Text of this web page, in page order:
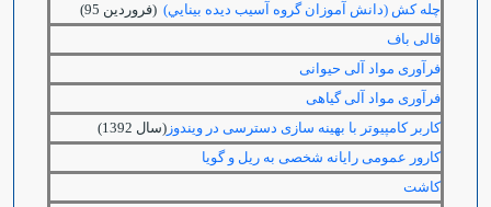
چله كش (دانش آموزان گروه آسيب ديده بينايي) (فروردين 95)
قالی باف
فرآوری مواد آلی حیوانی
فرآوری مواد آلی گیاهی
کاربر کامپیوتر با بهینه سازی دسترسی در ویندوز (سال 1392)
کارور عمومی رایانه شخصی به ریل و گویا
کاشت